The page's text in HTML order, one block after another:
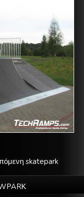
skatepark